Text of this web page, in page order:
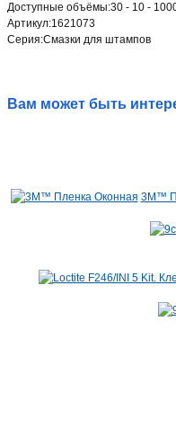
Доступные объёмы:30 - 10 -
Артикул:1621073
Серия:Смазки для штампов
Вам может быть
3M™